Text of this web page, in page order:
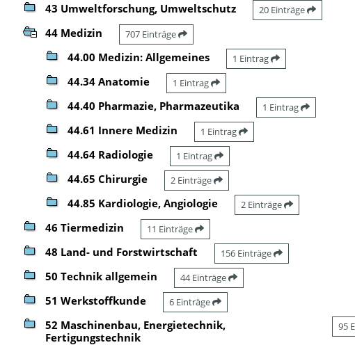
43 Umweltforschung, Umweltschutz 20 Einträge
44 Medizin 707 Einträge
44.00 Medizin: Allgemeines 1 Eintrag
44.34 Anatomie 1 Eintrag
44.40 Pharmazie, Pharmazeutika 1 Eintrag
44.61 Innere Medizin 1 Eintrag
44.64 Radiologie 1 Eintrag
44.65 Chirurgie 2 Einträge
44.85 Kardiologie, Angiologie 2 Einträge
46 Tiermedizin 11 Einträge
48 Land- und Forstwirtschaft 156 Einträge
50 Technik allgemein 44 Einträge
51 Werkstoffkunde 6 Einträge
52 Maschinenbau, Energietechnik,
Fertigungstechnik
95